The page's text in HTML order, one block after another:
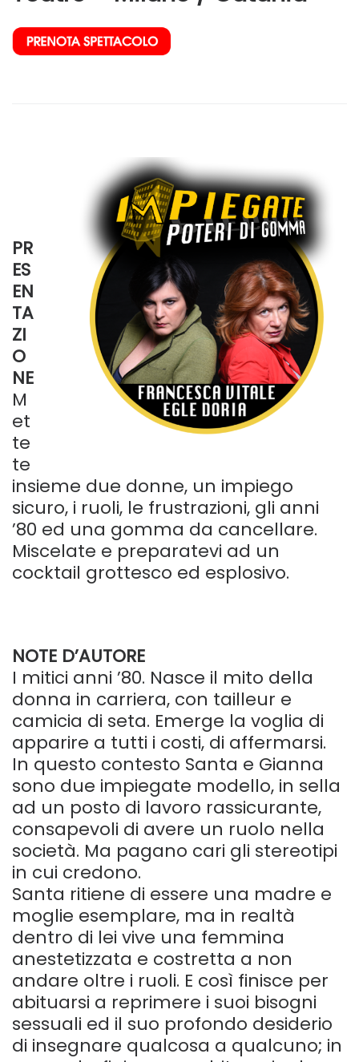
PR
ES
EN
TA
ZI
O
NE
M
et
te
te
insieme due donne, un impiego
sicuro, i ruoli, le frustrazioni, gli anni
’80 ed una gomma da cancellare.
Miscelate e preparatevi ad un
cocktail grottesco ed esplosivo.
NOTE D’AUTORE
I mitici anni ’80. Nasce il mito della
donna in carriera, con tailleur e
camicia di seta. Emerge la voglia di
apparire a tutti i costi, di affermarsi.
In questo contesto Santa e Gianna
sono due impiegate modello, in sella
ad un posto di lavoro rassicurante,
consapevoli di avere un ruolo nella
società. Ma pagano cari gli stereotipi
in cui credono.
Santa ritiene di essere una madre e
moglie esemplare, ma in realtà
dentro di lei vive una femmina
anestetizzata e costretta a non
andare oltre i ruoli. E così finisce per
abituarsi a reprimere i suoi bisogni
sessuali ed il suo profondo desiderio
di insegnare qualcosa a qualcuno; in